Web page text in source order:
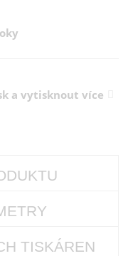
a vytisknout více
TISKÁREN